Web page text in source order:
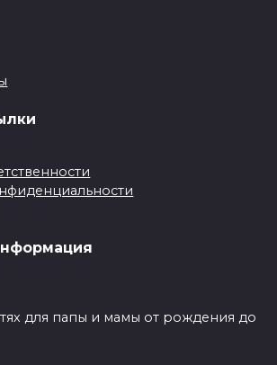
для папы и мамы от рождения до